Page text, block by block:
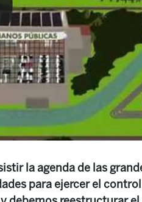
la agenda de las
para ejercer el